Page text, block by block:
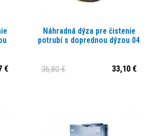
€
Náhradná dýza pre čistenie
potrubí s doprednou dýzou 04
33,10 €
36,80 €